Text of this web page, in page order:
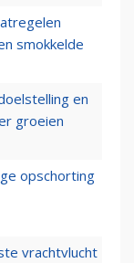
smokkelde
en
groeien
opschorting
vrachtvlucht